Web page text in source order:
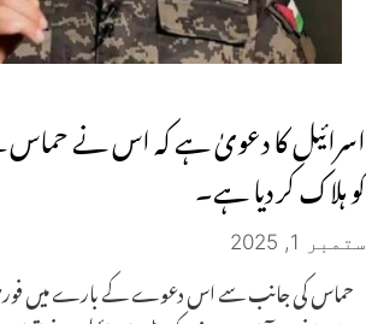
اسرائیل کا دعویٰ ہے کہ اس نے حماس
کو ہلاک کر دیا ہے۔
ستمبر 1, 2025
حماس کی جانب سے اس دعوے کے بارے میں فوری